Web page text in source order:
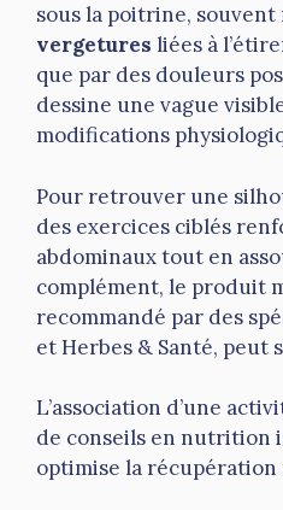
sous la poitrine, souvent
vergetures liées à
que par des douleurs
dessine une vague
modifications
Pour retrouver une
des exercices ciblés
abdominaux tout en
complément, le produit
recommandé par des
et Herbes & Santé,
L’association d’une
de conseils en nutrition
optimise la